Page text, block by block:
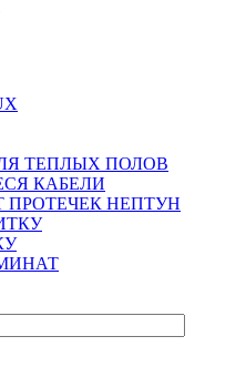
ТЕПЛЫХ ПОЛОВ
КАБЕЛИ
НЕПТУН